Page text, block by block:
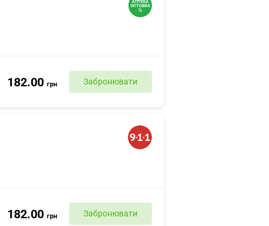
182.00 грн Забронювати
182.00 грн Забронювати